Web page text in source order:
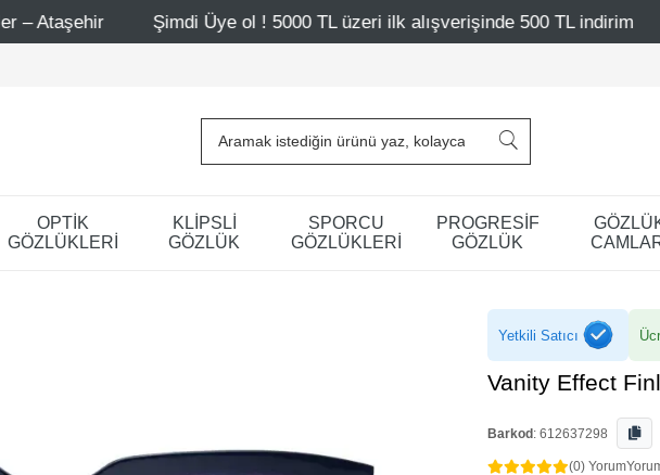
Şimdi Üye ol ! 5000 TL üzeri ilk alışverişinde 500 TL indirim
OPTİK
GÖZLÜKLERİ
KLİPSLİ
GÖZLÜK
SPORCU
GÖZLÜKLERİ
PROGRESİF
GÖZLÜK
Yetkili Satıcı
Vanity Effect
Barkod : 612637298
(0) Yorum